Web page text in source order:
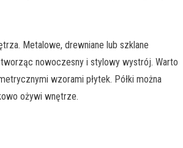
Metalowe, drewniane lub szklane
nowoczesny i stylowy wystrój. Warto
wzorami płytek. Półki można
ożywi wnętrze.